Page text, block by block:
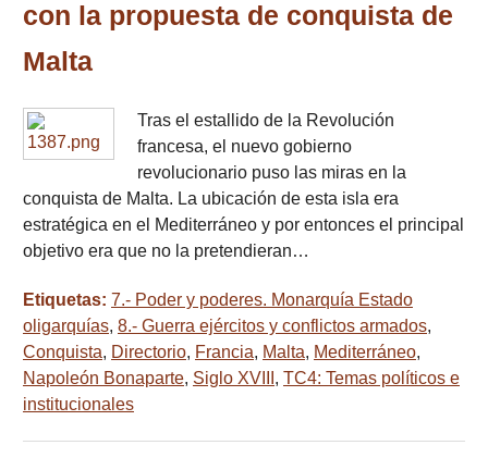
con la propuesta de conquista de
Malta
Tras el estallido de la Revolución
francesa, el nuevo gobierno
revolucionario puso las miras en la
conquista de Malta. La ubicación de esta isla era
estratégica en el Mediterráneo y por entonces el principal
objetivo era que no la pretendieran…
Etiquetas: 7.- Poder y poderes. Monarquía Estado
oligarquías, 8.- Guerra ejércitos y conflictos armados,
Conquista, Directorio, Francia, Malta, Mediterráneo,
Napoleón Bonaparte, Siglo XVIII , TC4: Temas políticos e
institucionales